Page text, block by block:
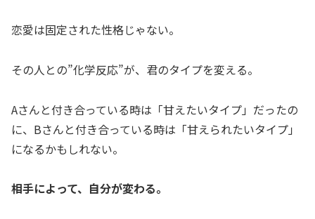
恋愛は固定された性格じゃない。
その人との”化学反応”が、君のタイプを変える。
Aさんと付き合っている時は「甘えたいタイプ」だったの
に、Bさんと付き合っている時は「甘えられたいタイプ」
になるかもしれない。
相手によって、自分が変わる。